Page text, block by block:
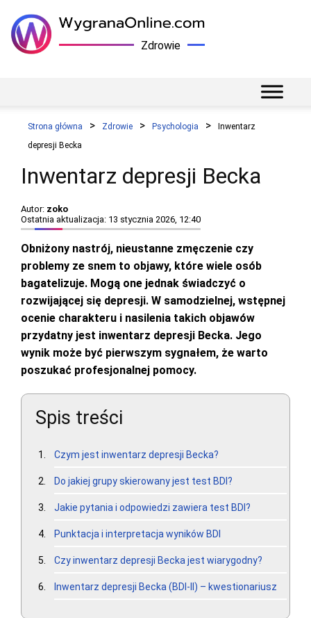
Zdrowie
Strona główna Zdrowie Psychologia
Inwentarz
depresji Becka
Inwentarz depresji Becka
Autor: zoko
Ostatnia aktualizacja: 13 stycznia 2026, 12:40
Obniżony nastrój, nieustanne zmęczenie czy
problemy ze snem to objawy, które wiele osób
bagatelizuje. Mogą one jednak świadczyć o
rozwijającej się depresji. W samodzielnej, wstępnej
ocenie charakteru i nasilenia takich objawów
przydatny jest inwentarz depresji Becka. Jego
wynik może być pierwszym sygnałem, że warto
poszukać profesjonalnej pomocy.
Spis treści
Czym jest inwentarz depresji Becka?
Do jakiej grupy skierowany jest test BDI?
Jakie pytania i odpowiedzi zawiera test BDI?
Punktacja i interpretacja wyników BDI
Czy inwentarz depresji Becka jest wiarygodny?
Inwentarz depresji Becka (BDI-II) – kwestionariusz